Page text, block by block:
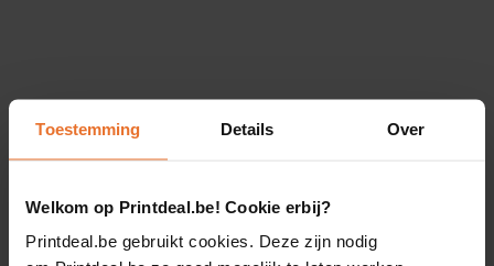
Toestemming Details Over
Welkom op Printdeal.be! Cookie erbij?
Printdeal.be gebruikt cookies. Deze zijn nodig